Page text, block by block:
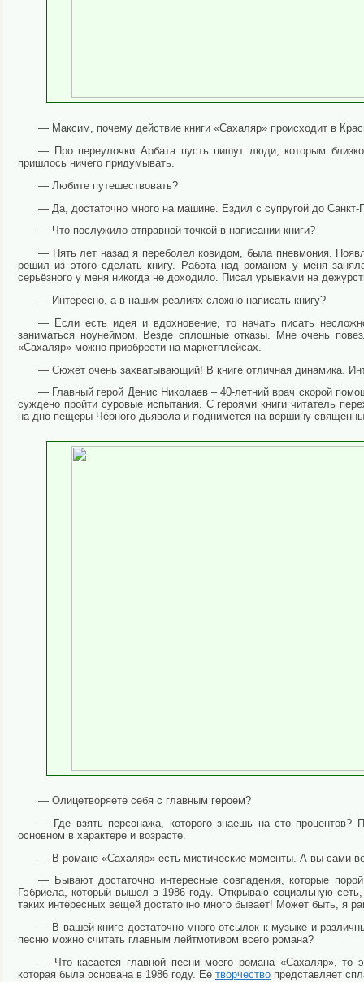
— Максим, почему действие книги «Сахаляр» происходит в
— Про переулочки Арбата пусть пишут люди, которым
пришлось ничего придумывать.
— Любите путешествовать?
— Да, достаточно много на машине. Ездил с супругой до
— Что послужило отправной точкой в написании книги?
— Пять лет назад я переболел ковидом, была пневмония.
решил из этого сделать книгу. Работа над романом у меня
серьёзного у меня никогда не доходило. Писал урывками на
— Интересно, а в наших реалиях сложно написать книгу?
— Если есть идея и вдохновение, то начать писать
заниматься ноунеймом. Везде сплошные отказы. Мне очень
«Сахаляр» можно приобрести на маркетплейсах.
— Сюжет очень захватывающий! В книге отличная динамика.
— Главный герой Денис Николаев – 40-летний врач скорой
суждено пройти суровые испытания. С героями книги читатель
на дно пещеры Чёрного дьявола и поднимется на вершину
— Олицетворяете себя с главным героем?
— Где взять персонажа, которого знаешь на сто
основном в характере и возрасте.
— В романе «Сахаляр» есть мистические моменты. А вы сами
— Бывают достаточно интересные совпадения, которые
Гэбриела, который вышел в 1986 году. Открываю социальную
таких интересных вещей достаточно много бывает! Может быть, я
— В вашей книге достаточно много отсылок к музыке и
песню можно считать главным лейтмотивом всего романа?
— Что касается главной песни моего романа «Сахаляр», то
которая была основана в 1986 году. Её творчество представляет